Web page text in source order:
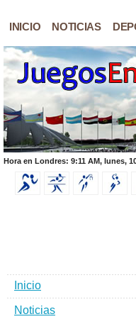
INICIO NOTICIAS
Hora en Londres: 9:11 AM, lunes,
Inicio
Noticias